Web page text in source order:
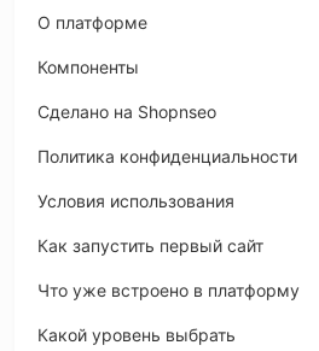
O платформе
Компоненты
Сделано на Shopnseo
Политика конфиденциальности
Условия использования
Как запустить первый сайт
Что уже встроено в платформу
Какой уровень выбрать